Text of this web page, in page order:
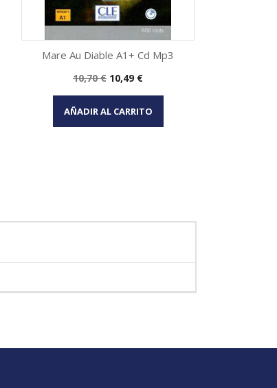
Vista rápida
Mare Au Diable A1+ Cd Mp3
Precio
10,70 € Precio
10,49 €
AÑADIR AL CARRITO